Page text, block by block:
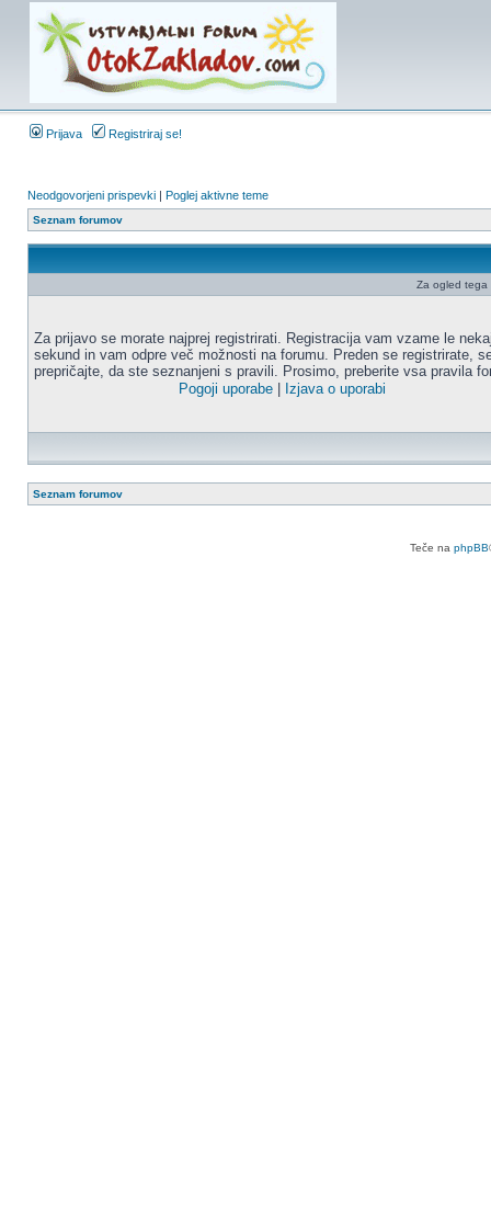
Prijava Registriraj se!
Neodgovorjeni prispevki | Poglej aktivne teme
Seznam forumov
Za ogled tega
Za prijavo se morate najprej registrirati. Registracija vam vzame le
sekund in vam odpre več možnosti na forumu. Preden se registrirate,
prepričajte, da ste seznanjeni s pravili. Prosimo, preberite vsa pravila
Pogoji uporabe
Izjava o uporabi
Seznam forumov
Teče na phpBB